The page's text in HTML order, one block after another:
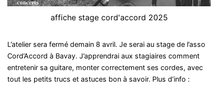
affiche stage cord'accord 2025
L’atelier sera fermé demain 8 avril. Je serai au stage de l’asso
Cord’Accord à Bavay. J’apprendrai aux stagiaires comment
entretenir sa guitare, monter correctement ses cordes, avec
tout les petits trucs et astuces bon à savoir. Plus d’info :